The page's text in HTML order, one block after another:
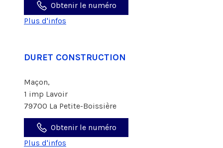
Obtenir le numéro
Plus d'infos
DURET CONSTRUCTION
Maçon,
1 imp Lavoir
79700 La Petite-Boissière
Obtenir le numéro
Plus d'infos